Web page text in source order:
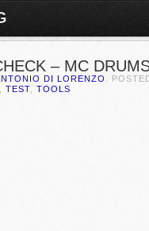
– MC
DI LORENZO
.
TEST TOOLS